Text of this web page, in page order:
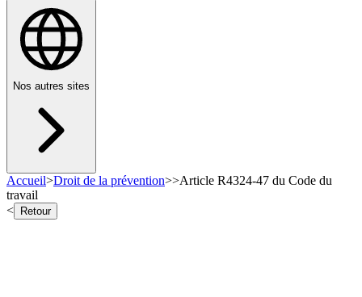
Nos autres sites
Accueil>Droit de la prévention>>Article R4324-47 du Code du
travail
<
Retour